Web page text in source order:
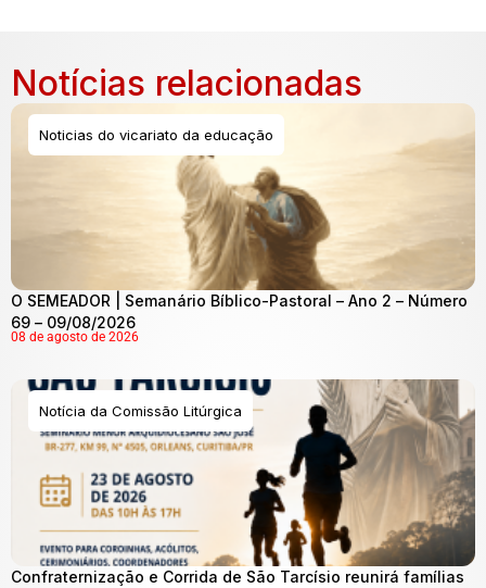
Notícias relacionadas
Noticias do vicariato da educação
O SEMEADOR | Semanário Bíblico-Pastoral – Ano 2 – Número
69 – 09/08/2026
08 de agosto de 2026
Notícia da Comissão Litúrgica
Confraternização e Corrida de São Tarcísio reunirá famílias